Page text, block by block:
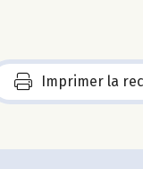
Imprimer la